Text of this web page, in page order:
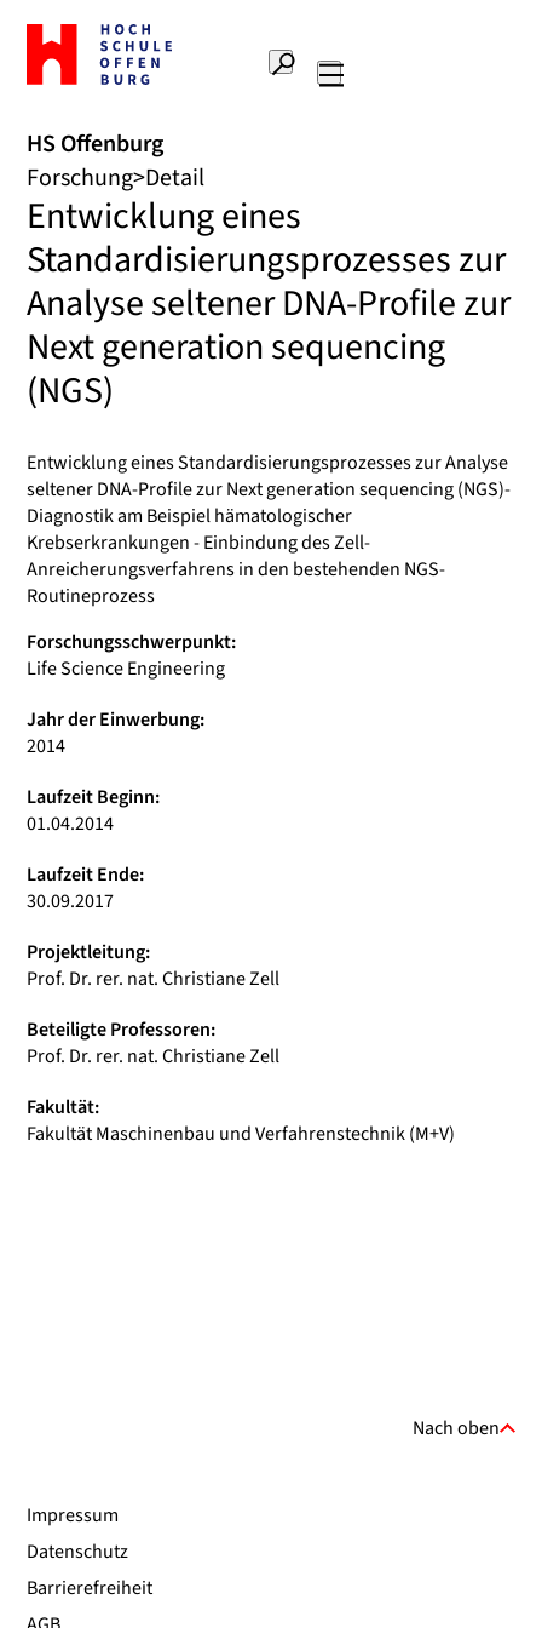
Zur
Startseite
Hochschule
Suche
HS Offenburg
Forschung Detail
Entwicklung eines
Standardisierungsprozesses zur
Analyse seltener DNA-Profile zur
Next generation sequencing
(NGS)
Entwicklung eines Standardisierungsprozesses zur Analyse
seltener DNA-Profile zur Next generation sequencing (NGS)-
Diagnostik am Beispiel hämatologischer
Krebserkrankungen - Einbindung des Zell-
Anreicherungsverfahrens in den bestehenden NGS-
Routineprozess
Forschungsschwerpunkt:
Life Science Engineering
Jahr der Einwerbung:
2014
Laufzeit Beginn:
01.04.2014
Laufzeit Ende:
30.09.2017
Projektleitung:
Prof. Dr. rer. nat. Christiane Zell
Beteiligte Professoren:
Prof. Dr. rer. nat. Christiane Zell
Fakultät:
Fakultät Maschinenbau und Verfahrenstechnik (M+V)
Nach oben
Impressum
Datenschutz
Barrierefreiheit